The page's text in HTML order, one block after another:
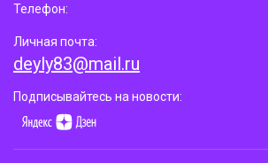
Телефон:
Личная почта:
deyly83@mail.ru
Подписывайтесь на новости: